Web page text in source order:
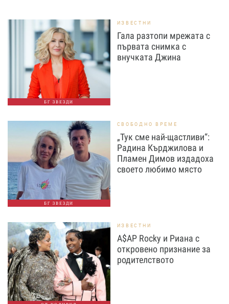
БГ ЗВЕЗДИ
ИЗВЕСТНИ
Гала разтопи мрежата с
първата снимка с
внучката Джина
БГ ЗВЕЗДИ
СВОБОДНО ВРЕМЕ
„Тук сме най-щастливи“:
Радина Кърджилова и
Пламен Димов издадоха
своето любимо място
ИЗВЕСТНИ
A$AP Rocky и Риана с
откровено признание за
родителството